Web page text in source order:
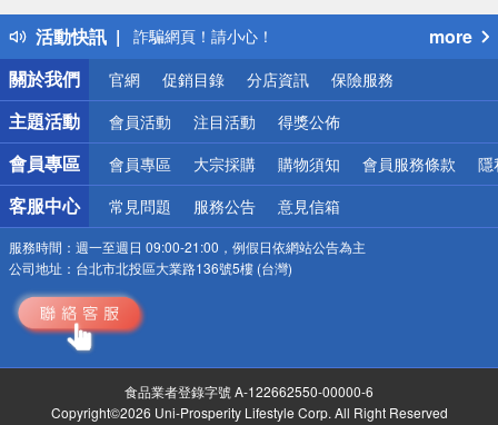
活動快訊
偏遠地區配送
詐騙網頁！請小心！
more
關於我們
官網 促銷目錄 分店資訊 保險服務
主題活動 會員活動 注目活動 得獎公佈
會員專區 會員專區 大宗採購 購物須知 會員服務條款 隱
客服中心 常見問題 服務公告 意見信箱
服務時間： 週一至週日 09:00-21:00，例假日依網站公告為主
公司地址： 台北市北投區大業路136號5樓 (台灣)
食品業者登錄字號 A-122662550-00000-6
Copyright©2026 Uni-Prosperity Lifestyle Corp. All Right Reserved